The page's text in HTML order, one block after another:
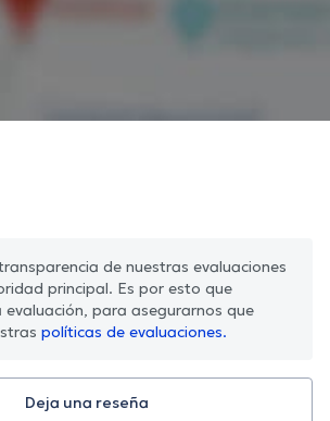
de nuestras evaluaciones
principal. Es por esto que
evaluación, para asegurarnos que
políticas de evaluaciones.
Deja una reseña